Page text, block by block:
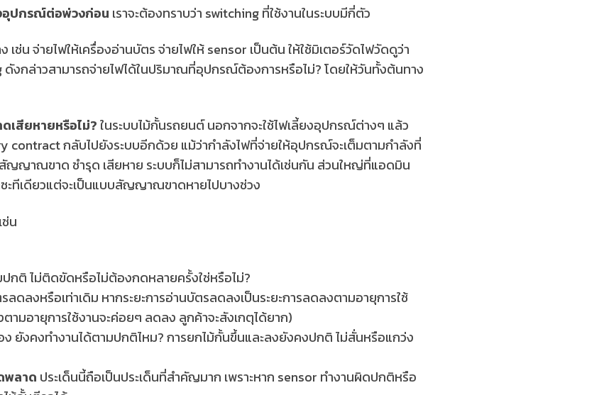
อุปกรณ์ต่อพ่วงก่อน เราจะต้องทราบว่า switching ที่ใช้งานในระบบมีกี่ตัว
ช่น จ่ายไฟให้เครื่องอ่านบัตร จ่ายไฟให้ sensor เป็นต้น ให้ใช้มิเตอร์วัดไฟวัดดูว่า
ดังกล่าวสามารถจ่ายไฟได้ในปริมาณที่อุปกรณ์ต้องการหรือไม่? โดยให้วันทั้งต้นทาง
สียหายหรือไม่?ในระบบไม้กั้นรถยนต์ นอกจากจะใช้ไฟเลี้ยงอุปกรณ์ต่างๆ แล้ว
กลับไปยังระบบอีกด้วย แม้ว่ากำลังไฟที่จ่ายให้อุปกรณ์จะเต็มตามกำลังที่
ญาณขาด ชำรุด เสียหาย ระบบก็ไม่สามารถทำงานได้เช่นกัน ส่วนใหญ่ที่แอดมิน
ทีเดียวแต่จะเป็นแบบสัญญาณขาดหายไปบางช่วง
เช่น
กติ ไม่ติดขัดหรือไม่ต้องกดหลายครั้งใช่หรือไม่?
ลดลงหรือเท่าเดิม หากระยะการอ่านบัตรลดลงเป็นระยะการลดลงตามอายุการใช้
มอายุการใช้งานจะค่อยๆ ลดลง ลูกค้าจะสังเกตุได้ยาก)
ง ยังคงทำงานได้ตามปกติไหม? การยกไม้กั้นขึ้นและลงยังคงปกติ ไม่สั่นหรือแกว่ง
พลาด ประเด็นนี้ถือเป็นประเด็นที่สำคัญมาก เพราะหาก sensor ทำงานผิดปกติหรือ